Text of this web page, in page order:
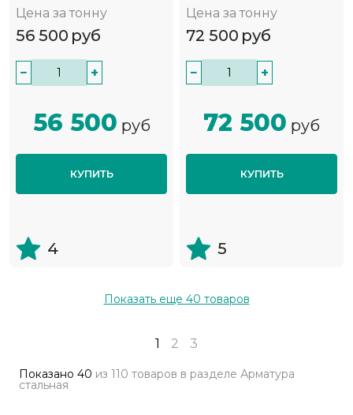
Цена за тонну
56 500 руб
− +
56 500 руб
КУПИТЬ
4
Цена за тонну
72 500 руб
− +
72 500 руб
КУПИТЬ
5
Показать еще 40 товаров
1 2 3
Показано 40 из 110 товаров в разделе Арматура
стальная